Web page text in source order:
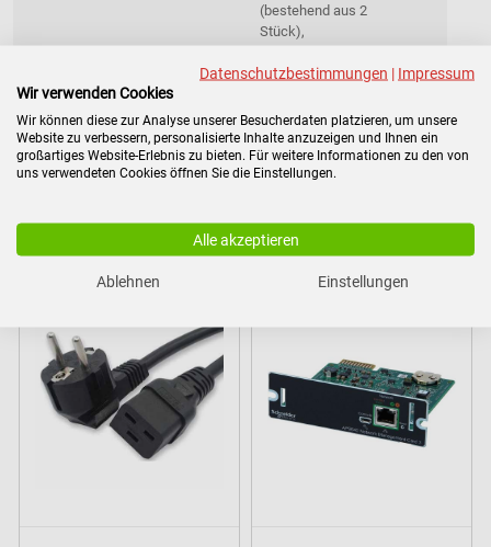
(bestehend aus 2
Stück),
(Deutschland) zur
Altakkus inklusive
Datenschutzbestimmungen | Impressum
Wir verwenden Cookies
Wir können diese zur Analyse unserer Besucherdaten platzieren, um unsere
Website zu verbessern, personalisierte Inhalte anzuzeigen und Ihnen ein
großartiges Website-Erlebnis zu bieten. Für weitere Informationen zu den von
uns verwendeten Cookies öffnen Sie die Einstellungen.
Alle akzeptieren
Ablehnen Einstellungen